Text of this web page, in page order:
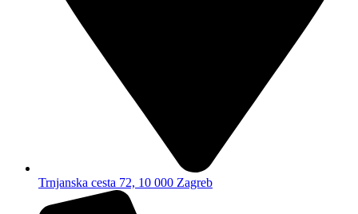
Trnjanska cesta 72, 10 000 Zagreb